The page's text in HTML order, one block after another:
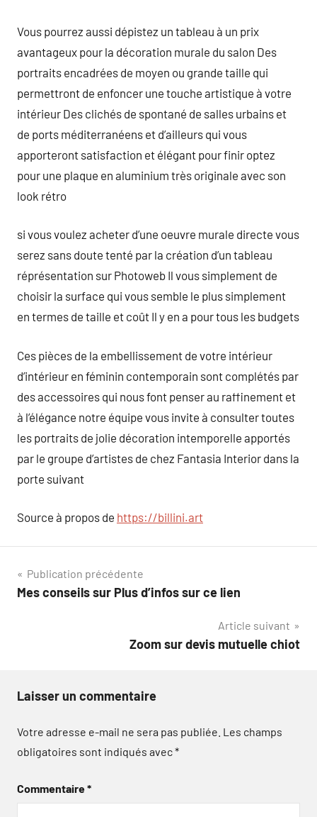
Vous pourrez aussi dépistez un tableau à un prix
avantageux pour la décoration murale du salon Des
portraits encadrées de moyen ou grande taille qui
permettront de enfoncer une touche artistique à votre
intérieur Des clichés de spontané de salles urbains et
de ports méditerranéens et d’ailleurs qui vous
apporteront satisfaction et élégant pour finir optez
pour une plaque en aluminium très originale avec son
look rétro
si vous voulez acheter d’une oeuvre murale directe vous
serez sans doute tenté par la création d’un tableau
réprésentation sur Photoweb Il vous simplement de
choisir la surface qui vous semble le plus simplement
en termes de taille et coût Il y en a pour tous les budgets
Ces pièces de la embellissement de votre intérieur
d’intérieur en féminin contemporain sont complétés par
des accessoires qui nous font penser au raffinement et
à l’élégance notre équipe vous invite à consulter toutes
les portraits de jolie décoration intemporelle apportés
par le groupe d’artistes de chez Fantasia Interior dans la
porte suivant
Source à propos de https://billini.art
Navigation
de
Publication précédente
Mes conseils sur Plus d’infos sur ce lien
Article suivant
Zoom sur devis mutuelle chiot
Laisser un commentaire
Votre adresse e-mail ne sera pas publiée. Les champs
obligatoires sont indiqués avec*
Commentaire*